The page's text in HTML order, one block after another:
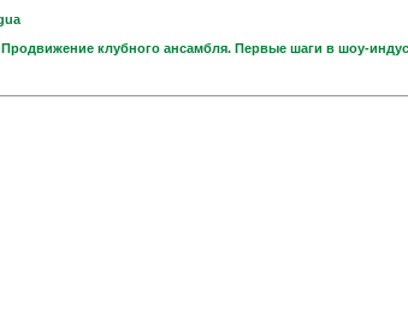
клубного ансамбля. Первые шаги в шоу-